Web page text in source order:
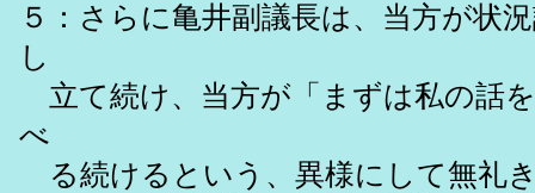
５：さらに亀井副議長は、当方が状
し
立て続け、当方が「まずは私の話
べ
る続けるという、異様にして無礼